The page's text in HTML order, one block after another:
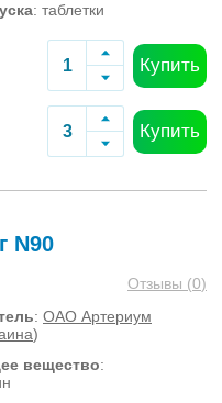
: таблетки
Купить
Купить
N90
Отзывы (0)
: ОАО Артериум
)
вещество: